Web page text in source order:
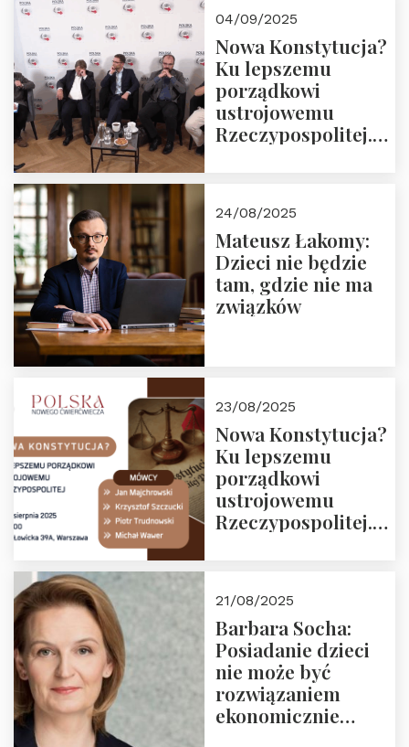
04/09/2025
Nowa Konstytucja?
Ku lepszemu
porządkowi
ustrojowemu
Rzeczypospolitej.
24/08/2025
Mateusz Łakomy:
Dzieci nie będzie
tam, gdzie nie ma
związków
23/08/2025
Nowa Konstytucja?
Ku lepszemu
porządkowi
ustrojowemu
Rzeczypospolitej.
Nowego
Ćwierćwiecza”
21/08/2025
Barbara Socha:
Posiadanie dzieci
nie może być
rozwiązaniem
ekonomicznie